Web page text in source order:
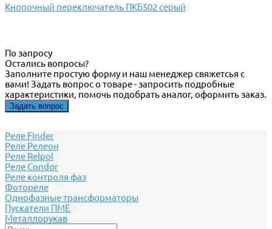
Кнопочный переключатель ПКБ502 серый
По запросу
Остались вопросы?
Заполните простую форму и наш менеджер свяжетсья с
вами! Задать вопрос о товаре - запросить подробные
характеристики, помочь подобрать аналог, оформить заказ.
Задать вопрос
Реле Finder
Реле Релеон
Реле Relpol
Реле Сondor
Реле контроля фаз
Фотореле
Однофазные трансформаторы
Пускатели ПМЕ
Металлорукав